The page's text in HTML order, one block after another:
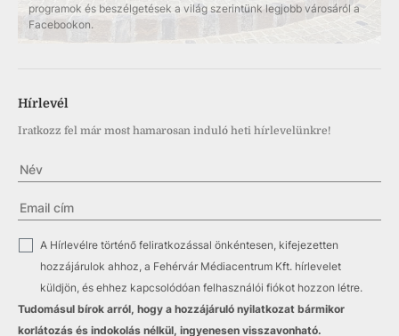
programok és beszélgetések a világ szerintünk legjobb városáról a
Facebookon.
Hírlevél
Iratkozz fel már most hamarosan induló heti hírlevelünkre!
A Hírlevélre történő feliratkozással önkéntesen, kifejezetten
hozzájárulok ahhoz, a Fehérvár Médiacentrum Kft. hírlevelet
küldjön, és ehhez kapcsolódóan felhasználói fiókot hozzon létre.
Tudomásul bírok arról, hogy a hozzájáruló nyilatkozat bármikor
korlátozás és indokolás nélkül, ingyenesen visszavonható.